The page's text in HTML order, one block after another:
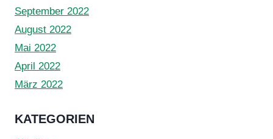
September 2022
August 2022
Mai 2022
April 2022
März 2022
KATEGORIEN